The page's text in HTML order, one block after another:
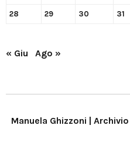
28 29 30 31
« Giu Ago »
Manuela Ghizzoni |